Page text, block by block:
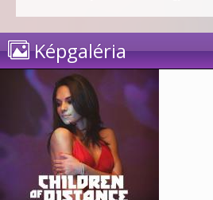
Képgaléria